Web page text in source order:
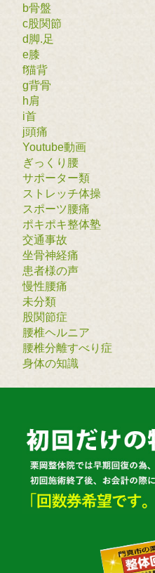
b骨盤
c股関節
d脚.足
e膝
f猫背
g背骨
h肩
i首
j頭痛
Youtube動画
ぎっくり腰
サポーター類
ストレッチ体操
スポーツ腰痛
ポキポキ整体塾
交通事故
坐骨神経痛
患者様の声
慢性腰痛
未分類
股関節症
腰椎ヘルニア
腰椎分離すべり症
身体の知識